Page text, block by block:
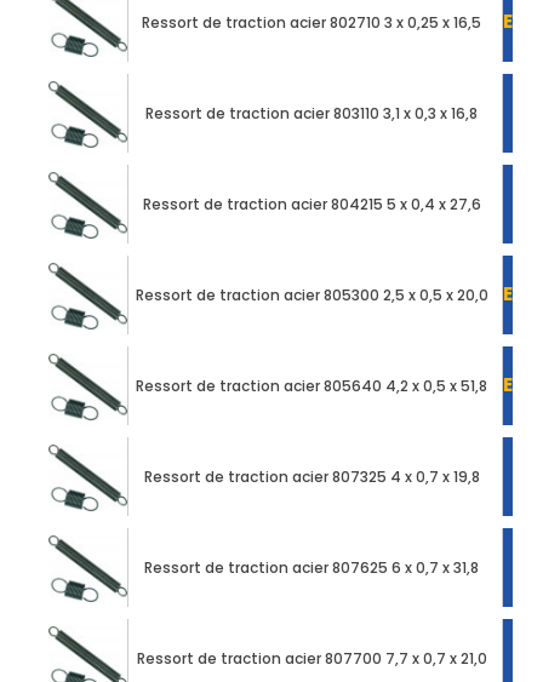
Ressort de traction acier 802710 3 x 0,25 x 16,5 EN
Ressort de traction acier 803110 3,1 x 0,3 x 16,8
Ressort de traction acier 804215 5 x 0,4 x 27,6
Ressort de traction acier 805300 2,5 x 0,5 x 20,0 EN
Ressort de traction acier 805640 4,2 x 0,5 x 51,8 EN
Ressort de traction acier 807325 4 x 0,7 x 19,8
Ressort de traction acier 807625 6 x 0,7 x 31,8
Ressort de traction acier 807700 7,7 x 0,7 x 21,0